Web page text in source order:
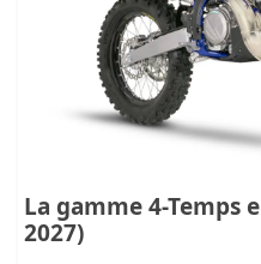
La gamme 4-Temps
2027)